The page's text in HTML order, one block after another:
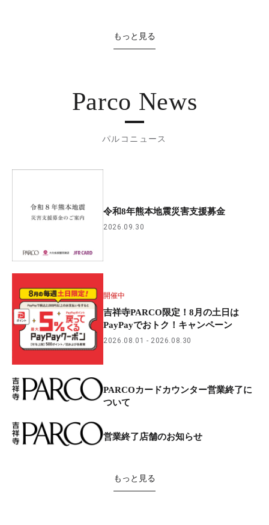
もっと見る
Parco News
パルコニュース
令和8年熊本地震災害支援募金
2026.09.30
開催中
吉祥寺PARCO限定！8月の土日は
PayPayでおトク！キャンペーン
2026.08.01 2026.08.30
PARCOカードカウンター営業終了に
ついて
営業終了店舗のお知らせ
もっと見る